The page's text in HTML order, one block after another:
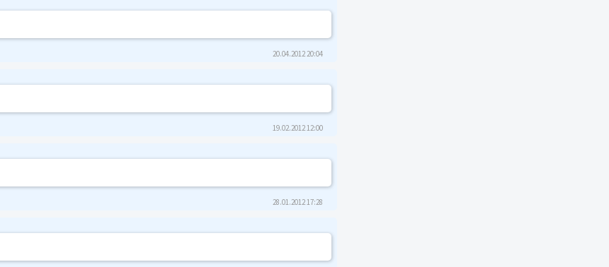
20.04.2012 20:04
19.02.2012 12:00
28.01.2012 17:28